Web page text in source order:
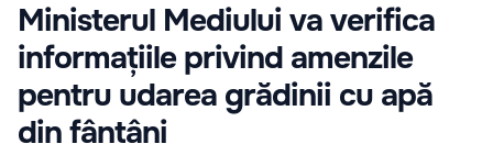
Ministerul Mediului va verifica
informațiile privind amenzile
pentru udarea grădinii cu apă
din fântâni